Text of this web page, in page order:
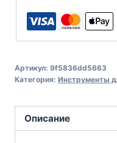
Артикул: 9f5836dd5663
Категория: Инструменты
Описание